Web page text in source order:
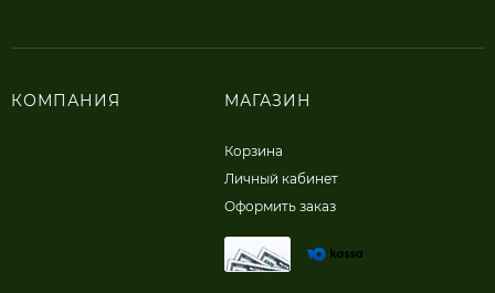
КОМПАНИЯ МАГАЗИН
Корзина
Личный кабинет
Оформить заказ